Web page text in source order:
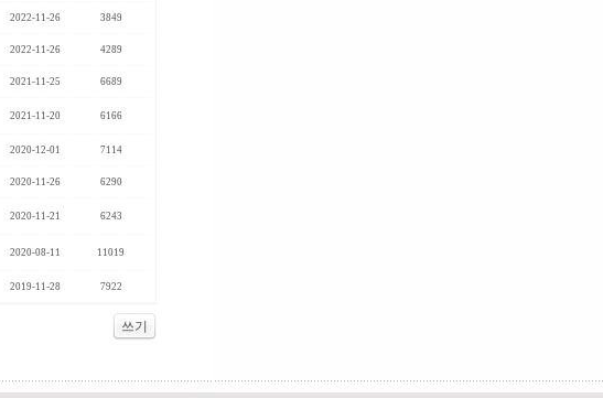
2022-11-26 3849
2022-11-26 4289
2021-11-25 6689
2021-11-20 6166
2020-12-01 7114
2020-11-26 6290
2020-11-21 6243
2020-08-11 11019
2019-11-28 7922
쓰기